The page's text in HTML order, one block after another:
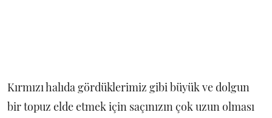
Kırmızı halıda gördüklerimiz gibi büyük ve dolgun
bir topuz elde etmek için saçınızın çok uzun olması